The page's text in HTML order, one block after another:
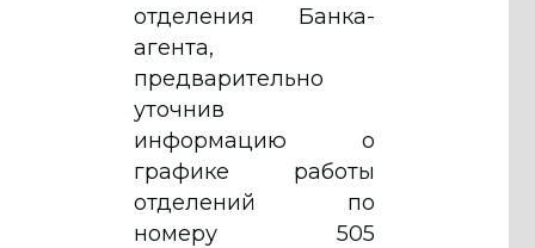
отделения Банка-
агента,
предварительно
уточнив
информацию о
графике работы
отделений по
номеру 505